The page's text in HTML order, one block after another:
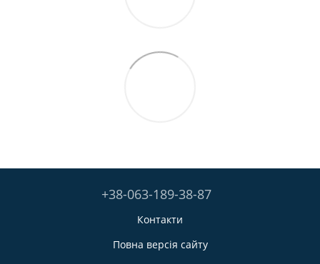
+38-063-189-38-87
Контакти
Повна версія сайту